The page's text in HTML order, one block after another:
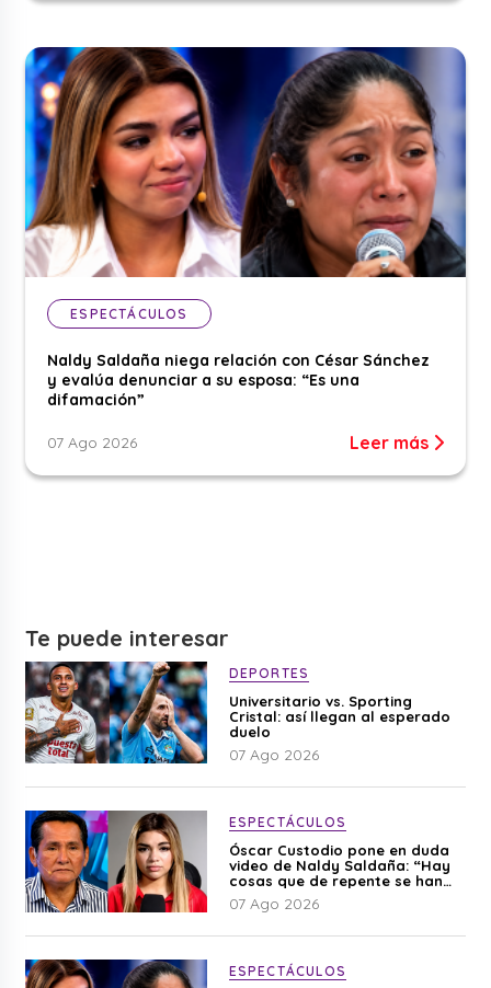
ESPECTÁCULOS
Naldy Saldaña niega relación con César Sánchez
y evalúa denunciar a su esposa: “Es una
difamación”
07 Ago 2026 Leer más
Te puede interesar
DEPORTES
Universitario vs. Sporting
Cristal: así llegan al esperado
duelo
07 Ago 2026
ESPECTÁCULOS
Óscar Custodio pone en duda
video de Naldy Saldaña: “Hay
cosas que de repente se han
editado”
07 Ago 2026
ESPECTÁCULOS